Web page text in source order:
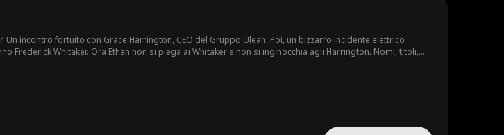
incontro fortuito con Grace Harrington, CEO del Gruppo Uleah. Poi, un bizzarro incidente elettrico
Frederick Whitaker. Ora Ethan non si piega ai Whitaker e non si inginocchia agli Harrington. Nomi, titoli,